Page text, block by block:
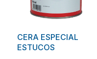
CERA ESPECIAL
ESTUCOS